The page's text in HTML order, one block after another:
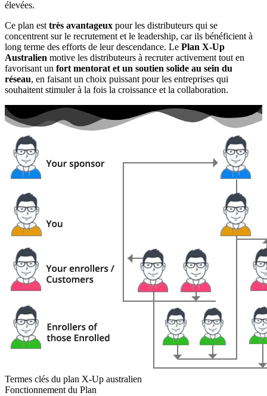
élevées.
Ce plan est très avantageux pour les distributeurs qui se
concentrent sur le recrutement et le leadership, car ils bénéficient à
long terme des efforts de leur descendance. Le Plan X-Up
Australien motive les distributeurs à recruter activement tout en
favorisant un fort mentorat et un soutien solide au sein du
réseau, en faisant un choix puissant pour les entreprises qui
souhaitent stimuler à la fois la croissance et la collaboration.
Termes clés du plan X-Up australien
Fonctionnement du Plan